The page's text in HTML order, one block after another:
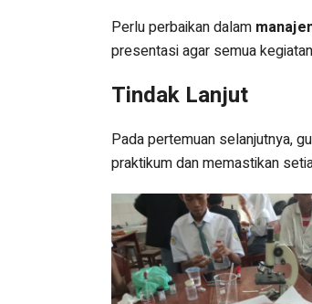
Perlu perbaikan dalam
presentasi agar semua
Tindak Lanjut
Pada pertemuan selanjutnya,
praktikum dan memastikan